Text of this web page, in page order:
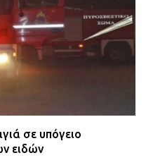
σε υπόγειο
ειδών